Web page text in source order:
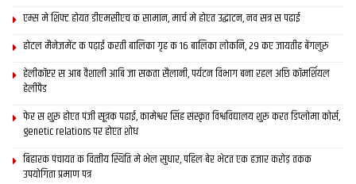
एम्स मे शिफ्ट होयत डीएमसीएच क सामान, मार्च मे होएत उद्घाटन, नव सत्र स पढाई
होटल मैनेजमेंट क पढ़ाई करती बालिका गृह क 16 बालिका लोकनि, 29 कए जायतीह बेंगलुरु
हेलीकॉप्टर स आब वैशाली आबि जा सकता सैलानी, पर्यटन विभाग बना रहल अछि कॉमर्शियल
हेलीपैड
फेर स शुरू होएत पंजी सूत्रक पढाई, कामेश्वर सिंह संस्कृत विश्वविद्यालय शुरू करत डिप्लोमा कोर्स,
genetic relations पर होएत शोध
बिहारक पंचायत क वित्‍तीय स्थिति मे भेल सुधार, पहिल बेर भेटत एक हजार करोड़ तकक
उपयोगिता प्रमाण पत्र